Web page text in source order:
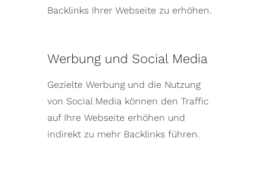
Backlinks Ihrer Webseite zu erhöhen.
Werbung und Social Media
Gezielte Werbung und die Nutzung
von Social Media können den Traffic
auf Ihre Webseite erhöhen und
indirekt zu mehr Backlinks führen.